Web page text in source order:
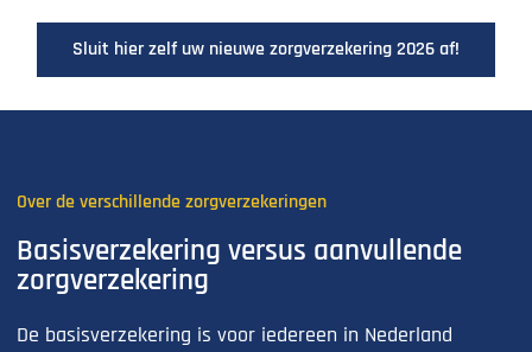
Sluit hier zelf uw nieuwe zorgverzekering 2026 af!
Over de verschillende zorgverzekeringen
Basisverzekering versus aanvullende
zorgverzekering
De basisverzekering is voor iedereen in Nederland